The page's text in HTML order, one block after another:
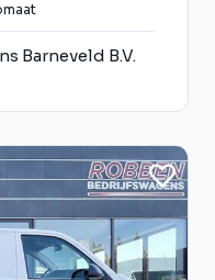
Barneveld B.V.